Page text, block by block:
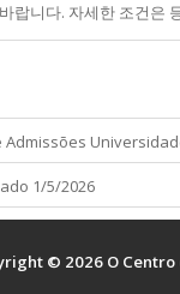
랍니다. 자세한 조건
1/5/2026
© 2026 O Centro